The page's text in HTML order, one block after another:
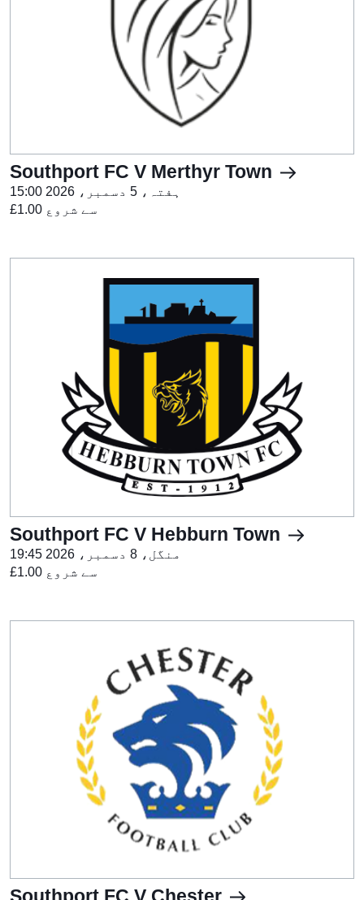
Southport FC V Merthyr Town
ہفتہ، 5 دسمبر، 2026 15:00
£1.00 سے شروع
Southport FC V Hebburn Town
منگل، 8 دسمبر، 2026 19:45
£1.00 سے شروع